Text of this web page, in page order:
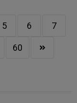
5 6 7
60